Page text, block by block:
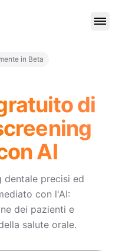
in Beta
di
AI
dentale precisi ed
con l'AI:
dei pazienti e
salute orale.